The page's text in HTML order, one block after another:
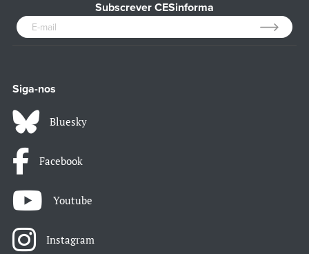
Subscrever CESinforma
Siga-nos
Bluesky
Facebook
Youtube
Instagram